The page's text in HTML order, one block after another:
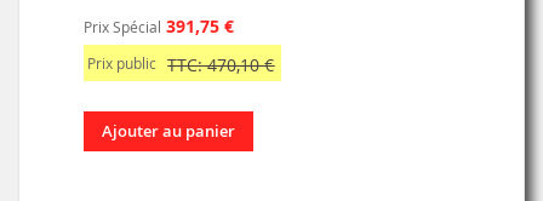
Prix Spécial 391,75 €
Prix public TTC: 470,10 €
Ajouter au panier